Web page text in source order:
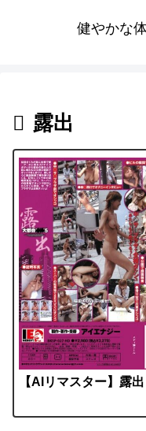
健やかな
露出
【AIリマスター】露